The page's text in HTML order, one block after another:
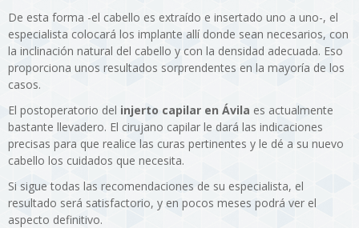
De esta forma -el cabello es extraído e insertado uno a uno-, el
especialista colocará los implante allí donde sean necesarios, con
la inclinación natural del cabello y con la densidad adecuada. Eso
proporciona unos resultados sorprendentes en la mayoría de los
casos.
El postoperatorio del injerto capilar en Ávila es actualmente
bastante llevadero. El cirujano capilar le dará las indicaciones
precisas para que realice las curas pertinentes y le dé a su nuevo
cabello los cuidados que necesita.
Si sigue todas las recomendaciones de su especialista, el
resultado será satisfactorio, y en pocos meses podrá ver el
aspecto definitivo.